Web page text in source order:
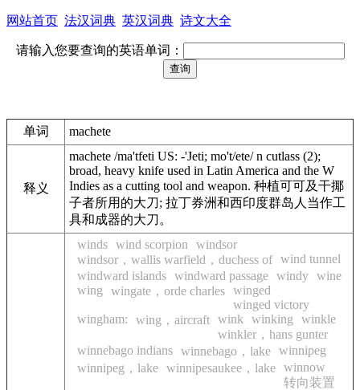
网站首页 法汉词典 英汉词典 诗文大全
请输入您要查询的英语单词：
单词 machete
释义
machete /ma'tfeti US: -'Jeti; mo't/ete/ n cutlass (2);
broad, heavy knife used in Latin America and the W
Indies as a cutting tool and weapon. 种植可可及干揶
子者所用的大刀; 拉丁券洲和西印度群岛人当作工
具和成器的大刀。
winds wind scorpion
windsor
windsor，wallis warfield，duchess of wind tunnel
windward islands windward passage windy wine
wing
wingate，orde charles winged
winged victory
wingham:
wing，aircraft wink winking
winkle
winkler，hans gunter
winnebago indians winnebago，lake winnipeg
winnipeg，lake winnipesaukee，lake winnow
转向装置